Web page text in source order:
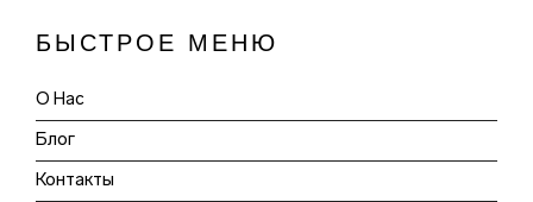
БЫСТРОЕ МЕНЮ
О Нас
Блог
Контакты